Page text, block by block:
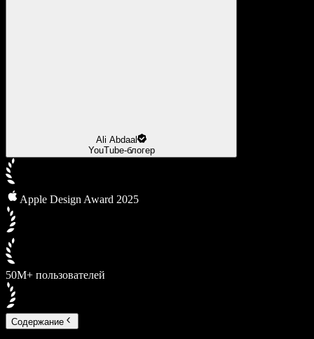
Ali Abdaal
YouTube-блогер
Apple Design Award 2025
50М+ пользователей
Содержание